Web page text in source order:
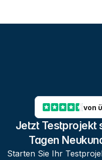
von
Jetzt Testprojekt
Tagen
Starten Sie Ihr